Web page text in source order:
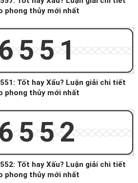
phong thủy mới nhất
Tốt hay Xấu? Luận giải chi tiết
phong thủy mới nhất
Tốt hay Xấu? Luận giải chi tiết
phong thủy mới nhất